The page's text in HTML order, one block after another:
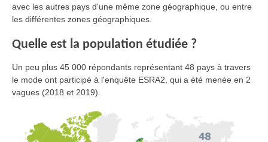
avec les autres pays d'une même zone géographique, ou entre
les différentes zones géographiques.
Quelle est la population étudiée ?
Un peu plus 45 000 répondants représentant 48 pays à travers
le mode ont participé à l'enquête ESRA2, qui a été menée en 2
vagues (2018 et 2019).